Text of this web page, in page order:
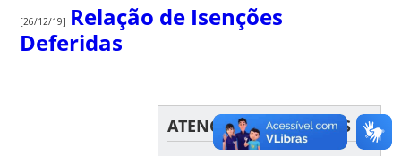
[26/12/19] Relação de Isenções
Deferidas
ATENÇÃO CANDIDATOS